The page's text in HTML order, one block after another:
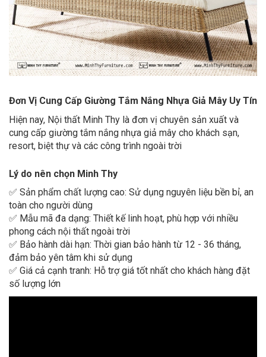
Đơn Vị Cung Cấp Giường Tắm Nắng Nhựa Giả Mây Uy Tín
Hiện nay, Nội thất Minh Thy là đơn vị chuyên sản xuất và
cung cấp giường tắm nắng nhựa giả mây cho khách sạn,
resort, biệt thự và các công trình ngoài trời
Lý do nên chọn Minh Thy
✅ Sản phẩm chất lượng cao: Sử dụng nguyên liệu bền bỉ, an
toàn cho người dùng
✅ Mẫu mã đa dạng: Thiết kế linh hoạt, phù hợp với nhiều
phong cách nội thất ngoài trời
✅ Bảo hành dài hạn: Thời gian bảo hành từ 12 - 36 tháng,
đảm bảo yên tâm khi sử dụng
✅ Giá cả cạnh tranh: Hỗ trợ giá tốt nhất cho khách hàng đặt
số lượng lớn